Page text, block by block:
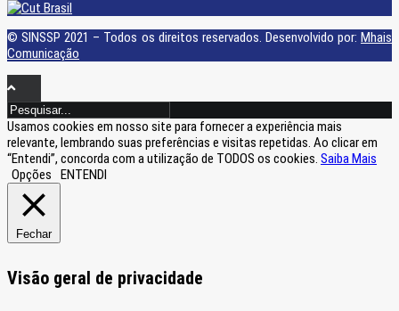
© SINSSP 2021 – Todos os direitos reservados. Desenvolvido por: Mhais
Comunicação
Usamos cookies em nosso site para fornecer a experiência mais
relevante, lembrando suas preferências e visitas repetidas. Ao clicar em
“Entendi”, concorda com a utilização de TODOS os cookies. Saiba Mais
Opções
ENTENDI
Fechar
Visão geral de privacidade